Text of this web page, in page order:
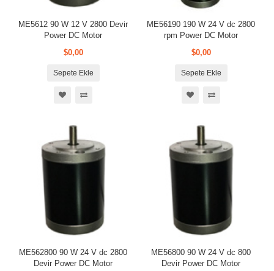
ME5612 90 W 12 V 2800 Devir
Power DC Motor
$0,00
Sepete Ekle
ME56190 190 W 24 V dc 2800
rpm Power DC Motor
$0,00
Sepete Ekle
ME562800 90 W 24 V dc 2800
Devir Power DC Motor
ME56800 90 W 24 V dc 800
Devir Power DC Motor